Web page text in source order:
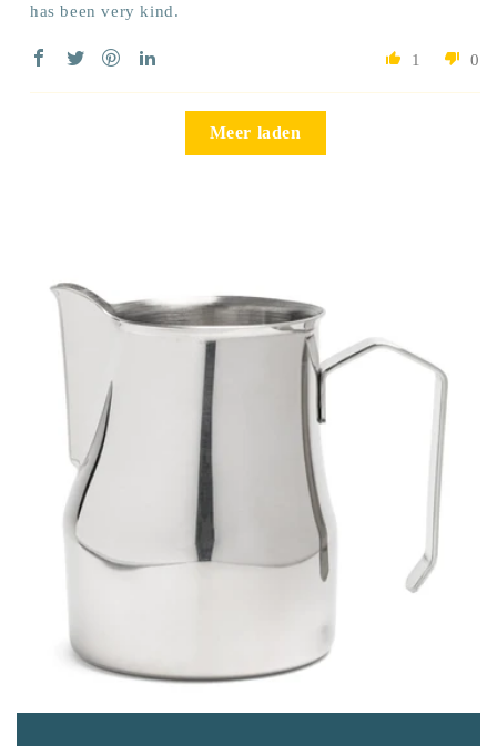
has been very kind.
1 0
Meer laden